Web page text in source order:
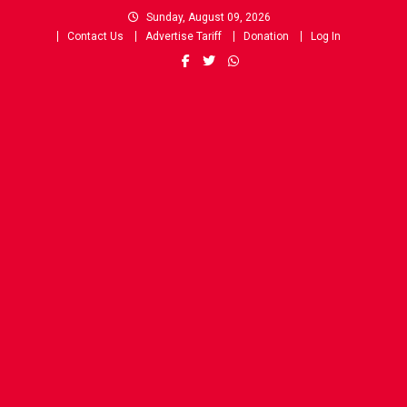
Sunday, August 09, 2026
Contact Us
Advertise Tariff Donation Log In